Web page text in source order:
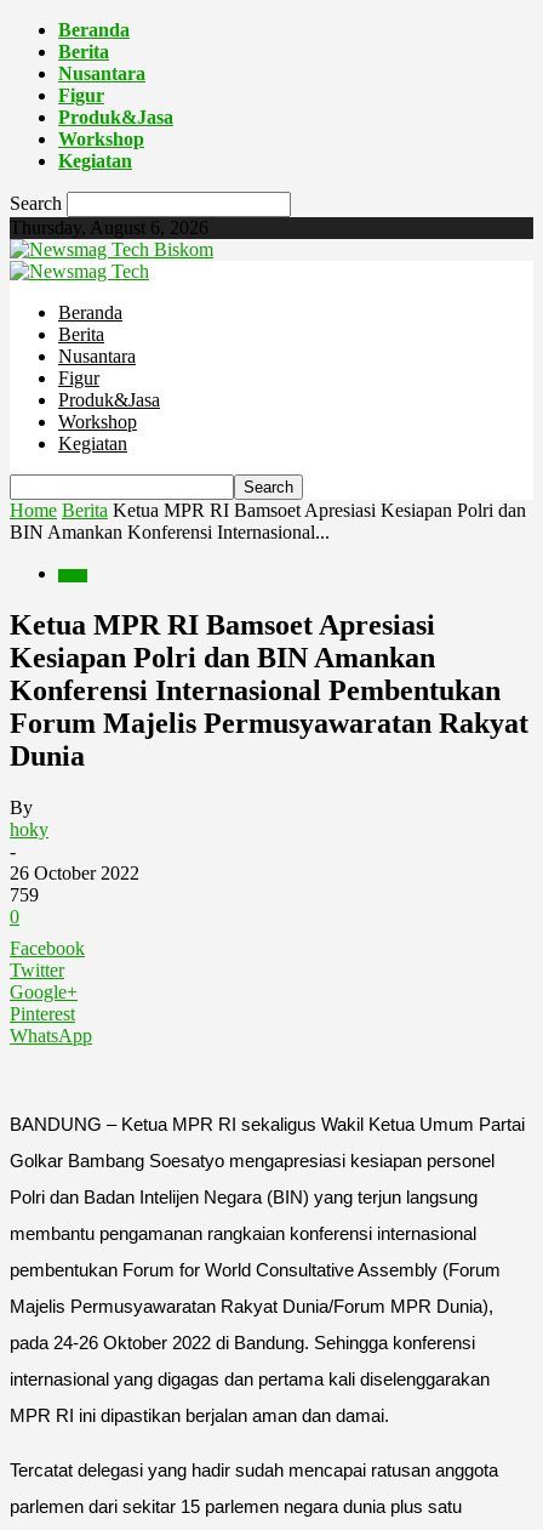
Beranda
Berita
Nusantara
Figur
Produk&Jasa
Workshop
Kegiatan
Search
Thursday, August 6, 2026
Biskom
Beranda
Berita
Nusantara
Figur
Produk&Jasa
Workshop
Kegiatan
Home Berita Ketua MPR RI Bamsoet Apresiasi Kesiapan Polri dan
BIN Amankan Konferensi Internasional...
Ketua MPR RI Bamsoet Apresiasi
Kesiapan Polri dan BIN Amankan
Konferensi Internasional Pembentukan
Forum Majelis Permusyawaratan Rakyat
Dunia
By
hoky
-
26 October 2022
759
0
Facebook
Twitter
Google+
Pinterest
WhatsApp
BANDUNG – Ketua MPR RI sekaligus Wakil Ketua Umum Partai
Golkar Bambang Soesatyo mengapresiasi kesiapan personel
Polri dan Badan Intelijen Negara (BIN) yang terjun langsung
membantu pengamanan rangkaian konferensi internasional
pembentukan Forum for World Consultative Assembly (Forum
Majelis Permusyawaratan Rakyat Dunia/Forum MPR Dunia),
pada 24-26 Oktober 2022 di Bandung. Sehingga konferensi
internasional yang digagas dan pertama kali diselenggarakan
MPR RI ini dipastikan berjalan aman dan damai.
Tercatat delegasi yang hadir sudah mencapai ratusan anggota
parlemen dari sekitar 15 parlemen negara dunia plus satu